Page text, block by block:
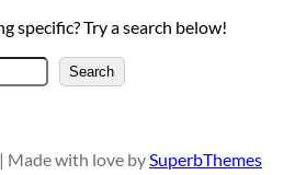
specific? Try a search below!
S
e
c
Search
with love by SuperbThemes